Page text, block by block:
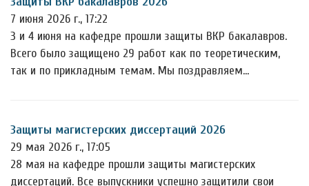
7 июня 2026 г., 17:22
3 и 4 июня на кафедре прошли защиты ВКР бакалавров.
Всего было защищено 29 работ как по теоретическим,
так и по прикладным темам. Мы поздравляем…
Защиты магистерских диссертаций 2026
29 мая 2026 г., 17:05
28 мая на кафедре прошли защиты магистерских
диссертаций. Все выпускники успешно защитили свои